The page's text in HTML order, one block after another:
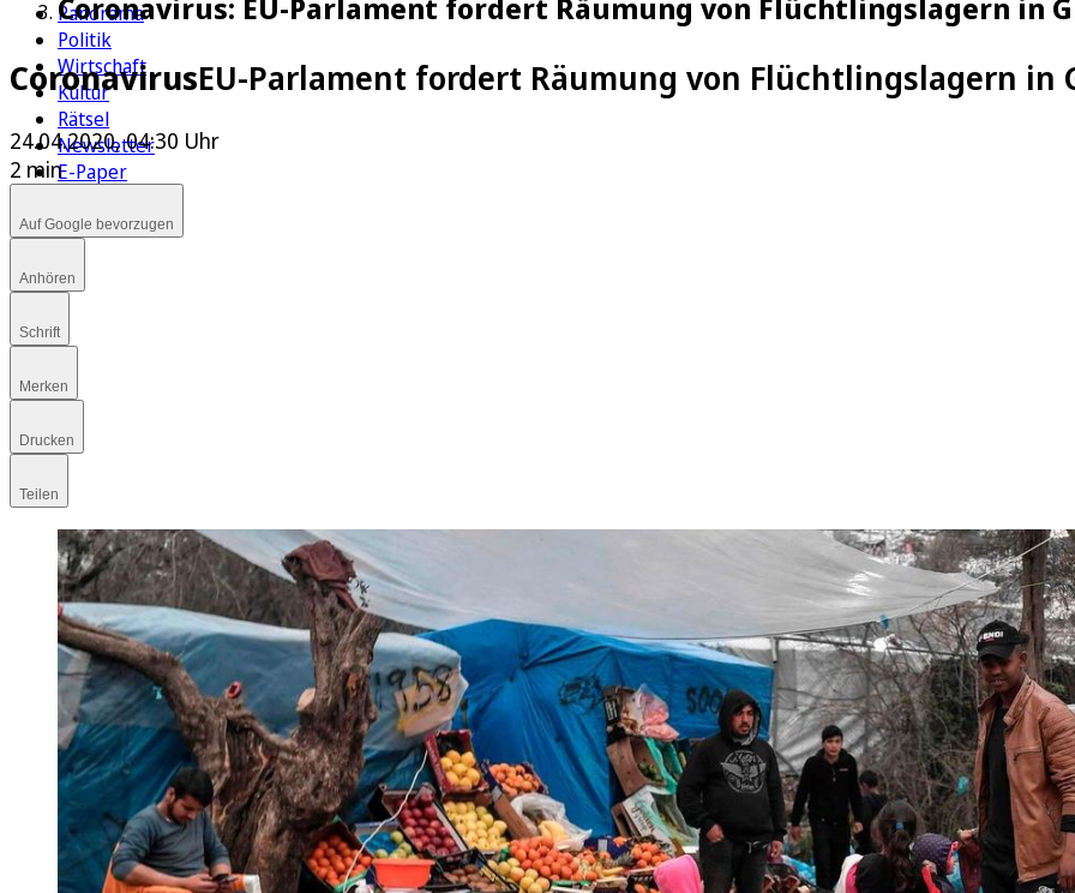
Panorama
Politik
Wirtschaft
Kultur
Rätsel
Newsletter
E-Paper
Coronavirus: EU-Parlament fordert Räumung von Flüchtlingslagern in
CoronavirusEU-Parlament fordert Räumung von Flüchtlingslagern in
24.04.2020, 04:30 Uhr
2 min
Auf Google bevorzugen
Anhören
Schrift
Merken
Drucken
Teilen